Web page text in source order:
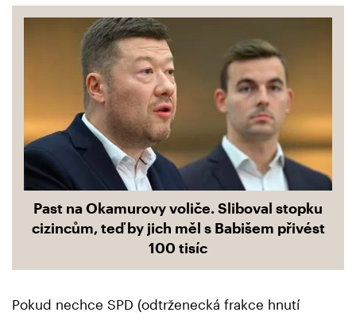
Past na Okamurovy voliče. Sliboval stopku
cizincům, teď by jich měl s Babišem přivést
100 tisíc
Pokud nechce SPD (odtrženecká frakce hnutí